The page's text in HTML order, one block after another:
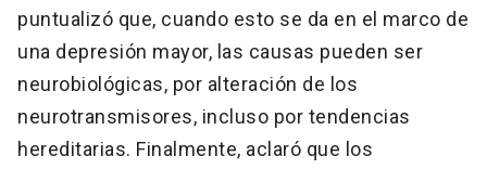
puntualizó que, cuando esto se da en el marco de
una depresión mayor, las causas pueden ser
neurobiológicas, por alteración de los
neurotransmisores, incluso por tendencias
hereditarias. Finalmente, aclaró que los